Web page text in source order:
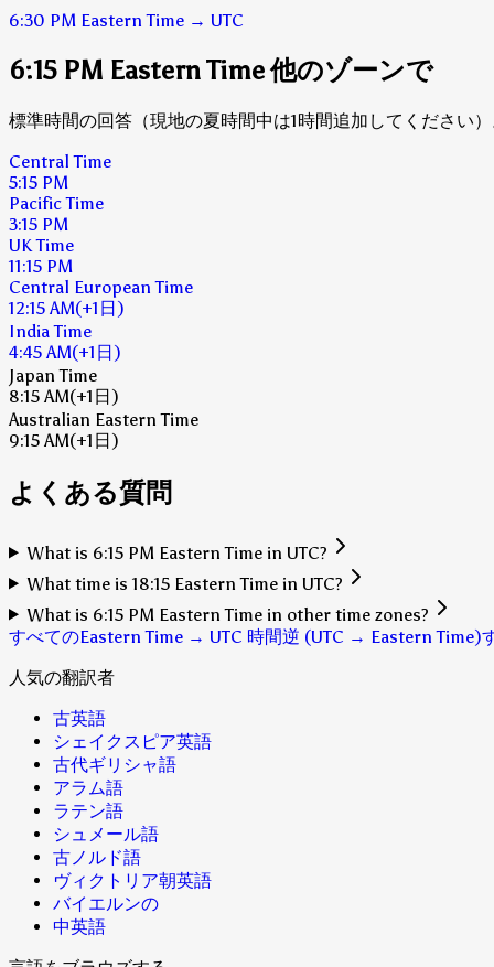
6:30 PM Eastern Time → UTC
6:15 PM Eastern Time 他のゾーンで
標準時間の回答（現地の夏時間中は1時間追加してください
Central Time
5:15 PM
Pacific Time
3:15 PM
UK Time
11:15 PM
Central European Time
12:15 AM(+1日)
India Time
4:45 AM(+1日)
Japan Time
8:15 AM(+1日)
Australian Eastern Time
9:15 AM(+1日)
よくある質問
What is 6:15 PM Eastern Time in UTC?
What time is 18:15 Eastern Time in UTC?
What is 6:15 PM Eastern Time in other time zones?
すべてのEastern Time → UTC 時間逆 (UTC → Eastern Time)
人気の翻訳者
古英語
シェイクスピア英語
古代ギリシャ語
アラム語
ラテン語
シュメール語
古ノルド語
ヴィクトリア朝英語
バイエルンの
中英語